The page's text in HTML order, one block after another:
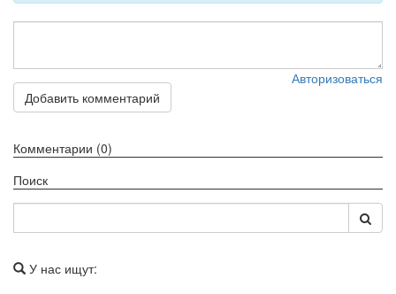
Авторизоваться
Добавить комментарий
Комментарии (0)
Поиск
У нас ищут: